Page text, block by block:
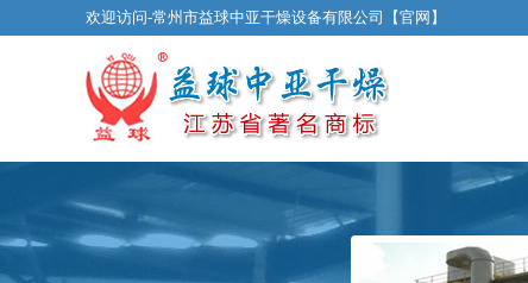
欢迎访问-常州市益球中亚干燥设备有限公司【官网】